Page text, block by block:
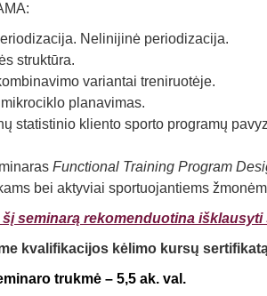
Nelinijinė periodizacija.
struktūra.
variantai treniruotėje.
planavimas.
statistinio kliento sporto programų
Functional Training Program
bei aktyviai sportuojantiems
seminarą rekomenduotina išklausyti
kvalifikacijos kėlimo kursų
trukmė – 5,5 ak. val.